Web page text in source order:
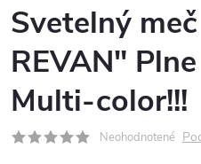
Svetelný
REVAN"
Multi-color!!!
Neohodnotené